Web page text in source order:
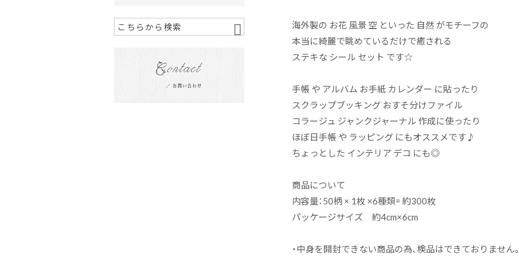
海外製の お花 風景 空 といった 自然 がモチーフの
本当に綺麗で眺めているだけで癒される
ステキな シール セット です☆
手帳 や アルバム お手紙 カレンダー に貼ったり
スクラップブッキング おすそ分けファイル
コラージュ ジャンクジャーナル 作成に使ったり
ほぼ日手帳 や ラッピング にもオススメです♪
ちょっとした インテリア デコ にも◎
商品について
内容量：50柄 × 1枚 ×6種類= 約300枚
パッケージサイズ 約4cm×6cm
・中身を開封できない商品の為、検品はできておりません。